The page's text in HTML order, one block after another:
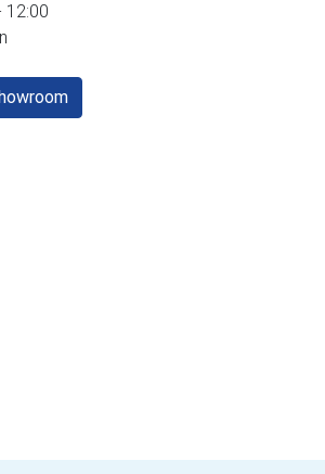
12:00